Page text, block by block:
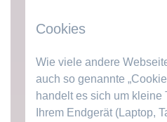
Cookies
Wie viele andere
auch so genannte
handelt es sich um kleine
Ihrem Endgerät (Laptop,